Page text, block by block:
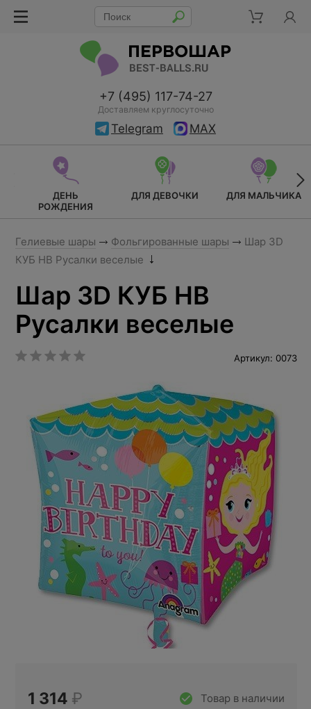
+7 (495) 117-74-27
Доставляем круглосуточно
Telegram MAX
ДЕНЬ
РОЖДЕНИЯ
ДЛЯ ДЕВОЧКИ ДЛЯ МАЛЬЧИКА
Гелиевые шары Фольгированные шары
Шар 3D
КУБ HB Русалки веселые
Шар 3D КУБ HB
Русалки веселые
Артикул: 0073
Товар в наличии
1 314 ₽